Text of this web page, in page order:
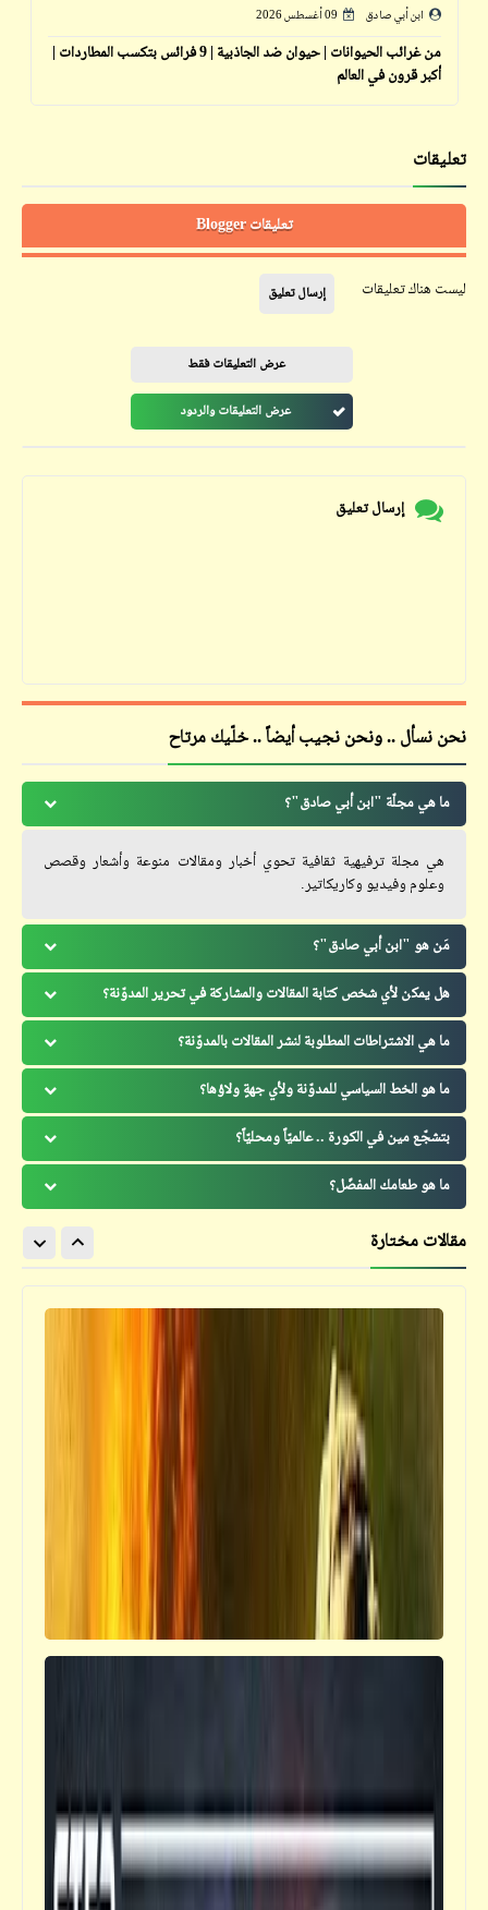
ابن أبي صادق 09 أغسطس 2026
من غرائب الحيوانات | حيوان ضد الجاذبية | 9 فرائس بتكسب المطاردات |
أكبر قرون في العالم
تعليقات
تعليقات Blogger
ليست هناك تعليقات إرسال تعليق
عرض التعليقات فقط
عرض التعليقات والردود
إرسال تعليق
نحن نسأل .. ونحن نجيب أيضاً .. خلّيك مرتاح
ما هي مجلّة "ابن أبي صادق"؟
هي مجلة ترفيهية ثقافية تحوي أخبار ومقالات منوعة وأشعار وقصص
وعلوم وفيديو وكاريكاتير.
مَن هو "ابن أبي صادق"؟
هل يمكن لأي شخص كتابة المقالات والمشاركة في تحرير المدوّنة؟
ما هي الاشتراطات المطلوبة لنشر المقالات بالمدوّنة؟
ما هو الخط السياسي للمدوّنة ولأي جهةٍ ولاؤها؟
بتشجّع مين في الكورة .. عالميّاً ومحليّاً؟
ما هو طعامك المفضّل؟
مقالات مختارة